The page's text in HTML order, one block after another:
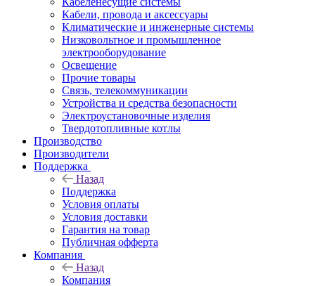
Кабели, провода и аксессуары
Климатические и инженерные системы
Низковольтное и промышленное
электрооборудование
Освещение
Прочие товары
Связь, телекоммуникации
Устройства и средства безопасности
Электроустановочные изделия
Твердотопливные котлы
Производство
Производители
Поддержка
Назад
Поддержка
Условия оплаты
Условия доставки
Гарантия на товар
Публичная офферта
Компания
Назад
Компания